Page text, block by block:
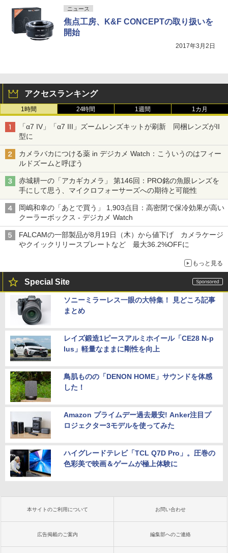
ニュース
焦点工房、K&F CONCEPTの取り扱いを
開始
2017年3月2日
アクセスランキング
1時間 24時間 1週間 1カ月
「α7 IV」「α7 III」ズームレンズキットが刷新 同梱レンズがII
型に
カメラバカにつける薬 in デジカメ Watch：こういうのはフィー
ルドズームと呼ぼう
赤城耕一の「アカギカメラ」 第146回：PRO銘の魚眼レンズを
手にして思う、マイクロフォーサーズへの期待と可能性
岡嶋和幸の「あとで買う」 1,903点目：高密閉で保冷効果が高い
クーラーボックス - デジカメ Watch
FALCAMの一部製品が8月19日（木）から値下げ カメラケージ
やクイックリリースプレートなど 最大36.2%OFFに
もっと見る
Special Site
ソニーミラーレス一眼の大特集！ 見どころ記事
まとめ
レイズ鍛造1ピースアルミホイール「CE28 N-p
lus」軽量なままに剛性を向上
鳥肌ものの「DENON HOME」サウンドを体感
した！
Amazon プライムデー過去最安! Anker注目プ
ロジェクター3モデルを使ってみた
ハイグレードテレビ「TCL Q7D Pro」。圧巻の
色彩美で映画＆ゲームが極上体験に
本サイトのご利用について お問い合わせ
広告掲載のご案内 編集部へのご連絡